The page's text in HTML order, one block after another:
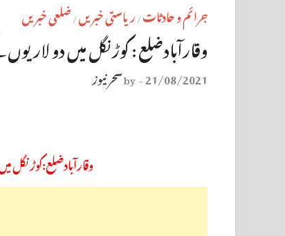
جرائم و حادثات / ریاستی خبریں / ضلعی خبریں
وقارآبادضلع : کوڑنگل میں دو لاریوں
21/08/2021
-
byسحر نیوز
وقارآبادضلع:کوڑنگل